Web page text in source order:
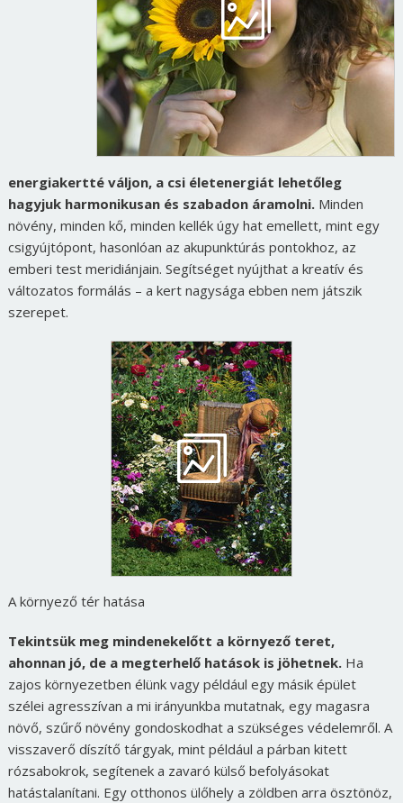
energiakertté váljon, a csi életenergiát lehetőleg
hagyjuk harmonikusan és szabadon áramolni.Minden
növény, minden kő, minden kellék úgy hat emellett, mint egy
csigyújtópont, hasonlóan az akupunktúrás pontokhoz, az
emberi test meridiánjain. Segítséget nyújthat a kreatív és
változatos formálás – a kert nagysága ebben nem játszik
szerepet.
A környező tér hatása
Tekintsük meg mindenekelőtt a környező teret,
ahonnan jó, de a megterhelő hatások is jöhetnek.Ha
zajos környezetben élünk vagy például egy másik épület
szélei agresszívan a mi irányunkba mutatnak, egy magasra
növő, szűrő növény gondoskodhat a szükséges védelemről. A
visszaverő díszítő tárgyak, mint például a párban kitett
rózsabokrok, segítenek a zavaró külső befolyásokat
hatástalanítani. Egy otthonos ülőhely a zöldben arra ösztönöz,